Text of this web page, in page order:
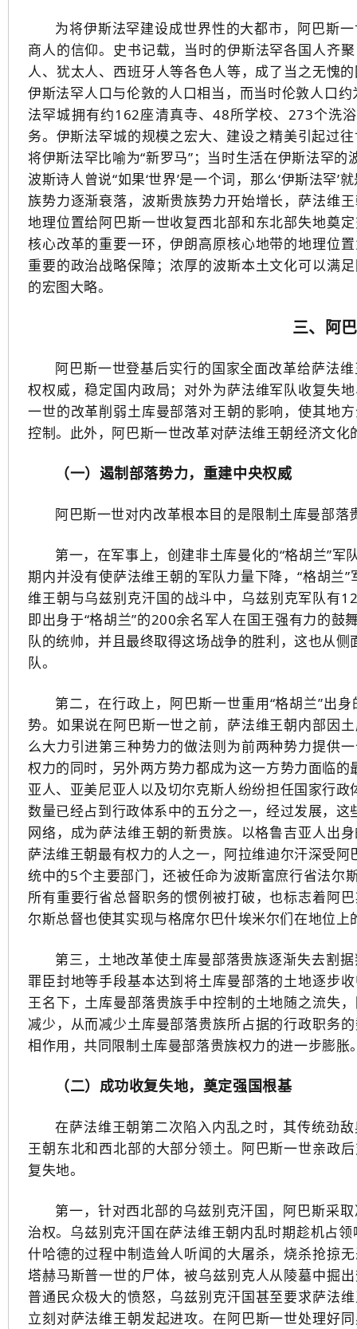
为将伊斯法罕建设成世界性的大都市，阿巴斯
商人的信仰。史书记载，当时的伊斯法罕各国人齐
人、犹太人、西班牙人等各色人等，成了当之无愧
伊斯法罕人口与伦敦的人口相当，而当时伦敦人口
法罕城拥有约162座清真寺、48所学校、273个洗
务。伊斯法罕城的规模之宏大、建设之精美引起过
将伊斯法罕比喻为“新罗马”；当时生活在伊斯法罕
波斯诗人曾说“如果‘世界’是一个词，那么‘伊斯法罕
族势力逐渐衰落，波斯贵族势力开始增长，萨法维
地理位置给阿巴斯一世收复西北部和东北部失地奠
核心改革的重要一环，伊朗高原核心地带的地理位
重要的政治战略保障；浓厚的波斯本土文化可以满
的宏图大略。
三、阿
阿巴斯一世登基后实行的国家全面改革给萨法
权权威，稳定国内政局；对外为萨法维军队收复失
一世的改革削弱土库曼部落对王朝的影响，使其地
控制。此外，阿巴斯一世改革对萨法维王朝经济文
（一）遏制部落势力，重建中央权威
阿巴斯一世对内改革根本目的是限制土库曼部落
第一，在军事上，创建非土库曼化的“格胡兰”
期内并没有使萨法维王朝的军队力量下降，“格胡
维王朝与乌兹别克汗国的战斗中，乌兹别克军队有
即出身于“格胡兰”的200余名军人在国王强有力的
队的统帅，并且最终取得这场战争的胜利，这也从
队。
第二，在行政上，阿巴斯一世重用“格胡兰”出
势。如果说在阿巴斯一世之前，萨法维王朝内部因
么大力引进第三种势力的做法则为前两种势力提供
权力的同时，另外两方势力都成为这一方势力面临
亚人、亚美尼亚人以及切尔克斯人纷纷担任国家行
数量已经占到行政体系中的五分之一，经过发展，
网络，成为萨法维王朝的新贵族。以格鲁吉亚人出
萨法维王朝最有权力的人之一，阿拉维迪尔汗深受
统中的5个主要部门，还被任命为波斯富庶行省法尔
所有重要行省总督职务的惯例被打破，也标志着阿
尔斯总督也使其实现与格席尔巴什埃米尔们在地位
第三，土地改革使土库曼部落贵族逐渐失去割
罪臣封地等手段基本达到将土库曼部落的土地逐步
王名下，土库曼部落贵族手中控制的土地随之流失
减少，从而减少土库曼部落贵族所占据的行政职务
相作用，共同限制土库曼部落贵族权力的进一步膨胀
（二）成功收复失地，奠定强国根基
在萨法维王朝第二次陷入内乱之时，其传统劲
王朝东北和西北部的大部分领土。阿巴斯一世亲政
复失地。
第一，针对西北部的乌兹别克汗国，阿巴斯采
治权。乌兹别克汗国在萨法维王朝内乱时期趁机占
什哈德的过程中制造耸人听闻的大屠杀，烧杀抢掠
塔赫马斯普一世的尸体，被乌兹别克人从陵墓中掘
普通民众极大的愤怒，乌兹别克汗国甚至要求萨法
立刻对萨法维王朝发起进攻。在阿巴斯一世处理好